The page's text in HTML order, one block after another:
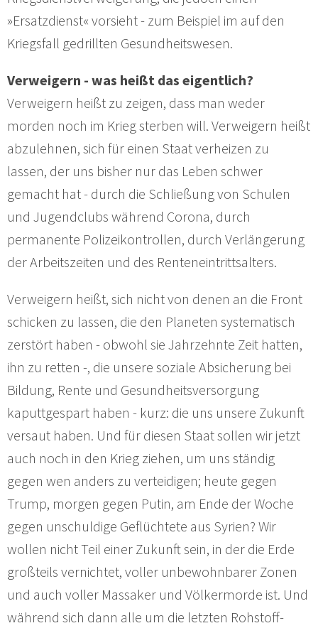
»Ersatzdienst« vorsieht - zum Beispiel im auf den
Kriegsfall gedrillten Gesundheitswesen.
Verweigern - was heißt das eigentlich?
Verweigern heißt zu zeigen, dass man weder
morden noch im Krieg sterben will. Verweigern heißt
abzulehnen, sich für einen Staat verheizen zu
lassen, der uns bisher nur das Leben schwer
gemacht hat - durch die Schließung von Schulen
und Jugendclubs während Corona, durch
permanente Polizeikontrollen, durch Verlängerung
der Arbeitszeiten und des Renteneintrittsalters.
Verweigern heißt, sich nicht von denen an die Front
schicken zu lassen, die den Planeten systematisch
zerstört haben - obwohl sie Jahrzehnte Zeit hatten,
ihn zu retten -, die unsere soziale Absicherung bei
Bildung, Rente und Gesundheitsversorgung
kaputtgespart haben - kurz: die uns unsere Zukunft
versaut haben. Und für diesen Staat sollen wir jetzt
auch noch in den Krieg ziehen, um uns ständig
gegen wen anders zu verteidigen; heute gegen
Trump, morgen gegen Putin, am Ende der Woche
gegen unschuldige Geflüchtete aus Syrien? Wir
wollen nicht Teil einer Zukunft sein, in der die Erde
großteils vernichtet, voller unbewohnbarer Zonen
und auch voller Massaker und Völkermorde ist. Und
während sich dann alle um die letzten Rohstoff-